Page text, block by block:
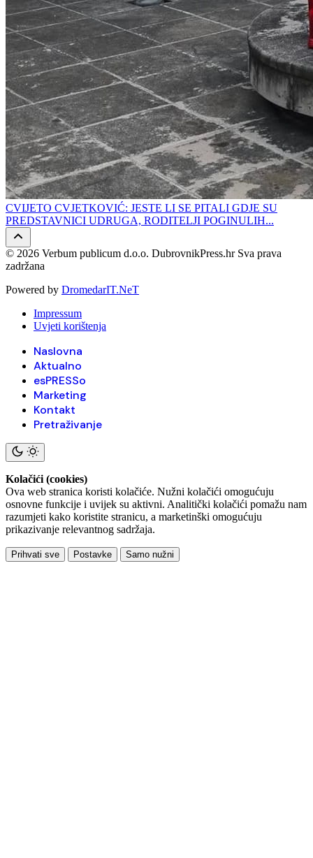
CVIJETO CVJETKOVIĆ: JESTE LI SE PITALI GDJE SU
PREDSTAVNICI UDRUGA, RODITELJI POGINULIH...
© 2026 Verbum publicum d.o.o. DubrovnikPress.hr Sva prava
zadržana
Powered by DromedarIT.NeT
Impressum
Uvjeti korištenja
Naslovna
Aktualno
esPRESSo
Marketing
Kontakt
Pretraživanje
Kolačići (cookies)
Ova web stranica koristi kolačiće. Nužni kolačići omogućuju
osnovne funkcije i uvijek su aktivni. Analitički kolačići pomažu nam
razumjeti kako koristite stranicu, a marketinški omogućuju
prikazivanje relevantnog sadržaja.
Prihvati sve Postavke Samo nužni